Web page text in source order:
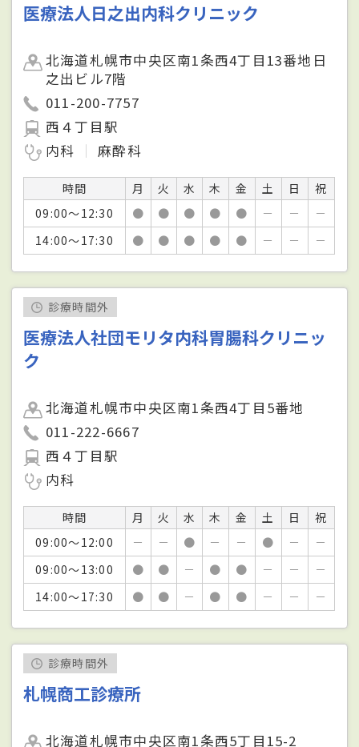
医療法人日之出内科クリニック
北海道札幌市中央区南1条西4丁目13番地日
之出ビル7階
011-200-7757
西４丁目駅
内科
麻酔科
時間 月 火 水 木 金 土 日
祝
09:00～12:30
● ● ● ● ● － －
－
14:00～17:30
● ● ● ● ● － － －
診療時間外
医療法人社団モリタ内科胃腸科クリニッ
ク
北海道札幌市中央区南1条西4丁目5番地
011-222-6667
西４丁目駅
内科
時間 月 火 水 木 金 土 日
祝
09:00～12:00
－ － ● － － ● －
－
09:00～13:00
● ● － ● ● － －
－
14:00～17:30
● ● － ● ● － － －
診療時間外
札幌商工診療所
北海道札幌市中央区南1条西5丁目15-2